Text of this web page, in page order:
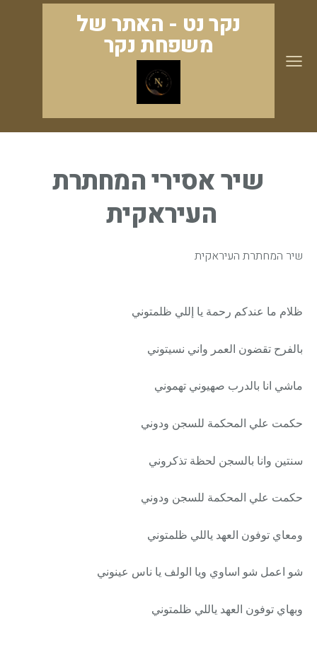
נקר נט - האתר של
משפחת נקר
שיר אסירי המחתרת
העיראקית
שיר המחתרת העיראקית
ظلام ما عندكم رحمة يا إللي ظلمتوني
بالفرح تقضون العمر واني نسيتوني
ماشي انا بالدرب صهيوني تهموني
حكمت علي المحكمة للسجن ودوني
سنتين وانا بالسجن لحظة تذكروني
حكمت علي المحكمة للسجن ودوني
ومعاي توفون العهد ياللي ظلمتوني
شو اعمل شو اساوي ويا الولف يا ناس عينوني
وبهاي توفون العهد ياللي ظلمتوني